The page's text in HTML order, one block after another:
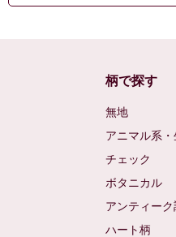
柄で探す
無地
アニマル系・
チェック
ボタニカル
アンティーク
ハート柄